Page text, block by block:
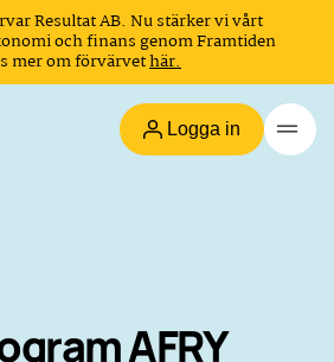
Resultat AB. Nu stärker vi vårt
och finans genom Framtiden
mer om förvärvethär.
Logga in
AFRY